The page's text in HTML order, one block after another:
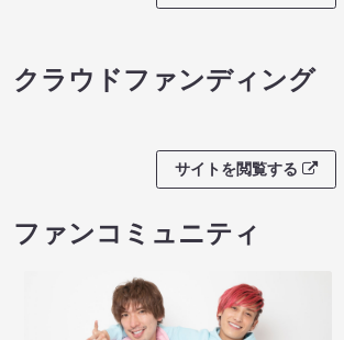
クラウドファンディング
サイトを閲覧する
ファンコミュニティ